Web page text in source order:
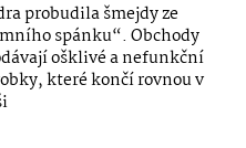
probudila šmejdy ze
spánku“. Obchody
ošklivé a nefunkční
které končí rovnou v